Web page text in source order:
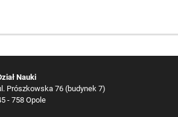
Nauki
Prószkowska 76 (budynek 7)
- 758 Opole